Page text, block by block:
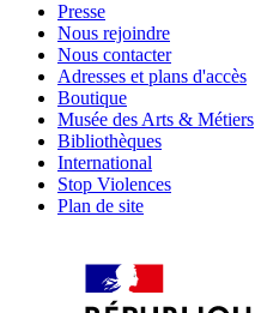
Presse
Nous rejoindre
Nous contacter
Adresses et plans d'accès
Boutique
Musée des Arts & Métiers
Bibliothèques
International
Stop Violences
Plan de site